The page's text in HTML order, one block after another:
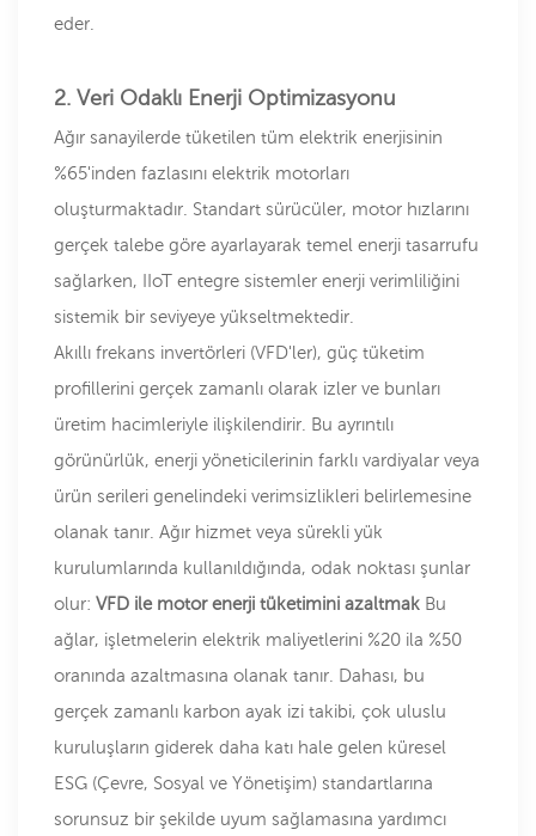
eder.
2. Veri Odaklı Enerji Optimizasyonu
Ağır sanayilerde tüketilen tüm elektrik enerjisinin
%65'inden fazlasını elektrik motorları
oluşturmaktadır. Standart sürücüler, motor hızlarını
gerçek talebe göre ayarlayarak temel enerji tasarrufu
sağlarken, IIoT entegre sistemler enerji verimliliğini
sistemik bir seviyeye yükseltmektedir.
Akıllı frekans invertörleri (VFD'ler), güç tüketim
profillerini gerçek zamanlı olarak izler ve bunları
üretim hacimleriyle ilişkilendirir. Bu ayrıntılı
görünürlük, enerji yöneticilerinin farklı vardiyalar veya
ürün serileri genelindeki verimsizlikleri belirlemesine
olanak tanır. Ağır hizmet veya sürekli yük
kurulumlarında kullanıldığında, odak noktası şunlar
olur: VFD ile motor enerji tüketimini azaltmak Bu
ağlar, işletmelerin elektrik maliyetlerini %20 ila %50
oranında azaltmasına olanak tanır. Dahası, bu
gerçek zamanlı karbon ayak izi takibi, çok uluslu
kuruluşların giderek daha katı hale gelen küresel
ESG (Çevre, Sosyal ve Yönetişim) standartlarına
sorunsuz bir şekilde uyum sağlamasına yardımcı